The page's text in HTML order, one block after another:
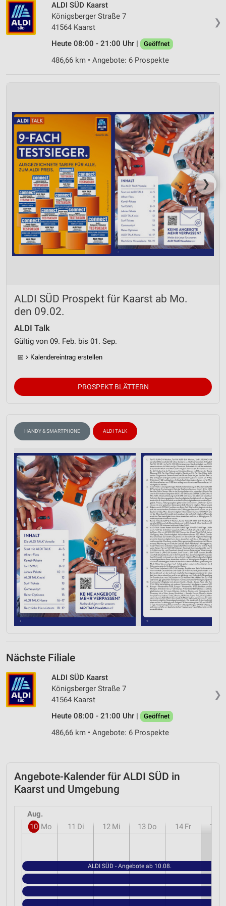
❯
ALDI SÜD Kaarst
Königsberger Straße 7
41564 Kaarst
Heute 08:00 - 21:00 Uhr |
Geöffnet
486,66 km • Angebote: 6 Prospekte
❯
ALDI SÜD Prospekt für Kaarst ab Mo.
den 09.02.
ALDI Talk
Gültig von 09. Feb. bis 01. Sep.
📅 Kalendereintrag erstellen
PROSPEKT BLÄTTERN
HANDY & SMARTPHONE ALDI TALK
Nächste Filiale
❯
ALDI SÜD Kaarst
Königsberger Straße 7
41564 Kaarst
Heute 08:00 - 21:00 Uhr |
Geöffnet
486,66 km • Angebote: 6 Prospekte
Angebote-Kalender für ALDI SÜD in
Kaarst und Umgebung
Aug.
10 Mo 11 Di 12 Mi 13 Do 14 Fr 15
ALDI SÜD - Angebote ab 10.08.
Inhalten
IAB-Besonderheiten:
Verwendung genauer Standortdaten
Geräte anhand von aktiv angeforderten
Informationen identifizieren
Performance
Funktional
Werbung